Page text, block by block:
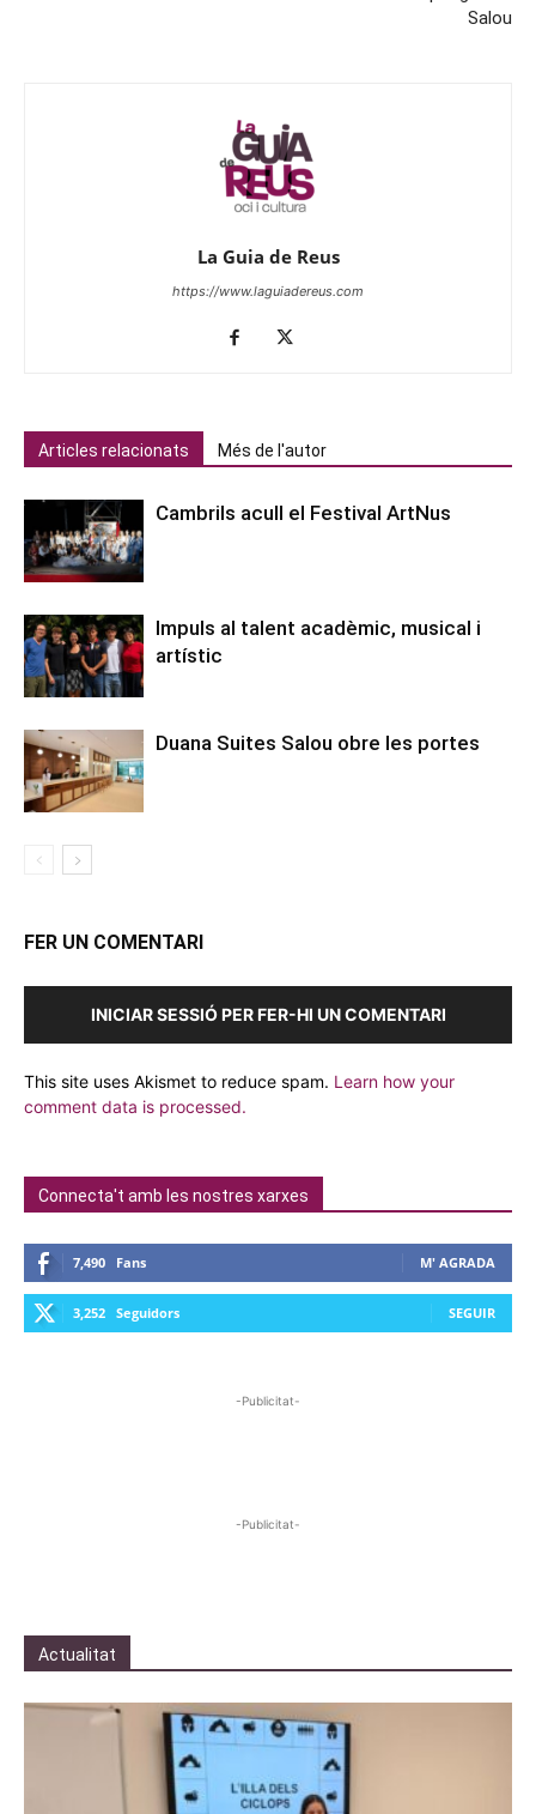
Salou
La Guia de Reus
https://www.laguiadereus.com
Articles relacionats Més de l'autor
Cambrils acull el Festival ArtNus
Impuls al talent acadèmic, musical i
artístic
Duana Suites Salou obre les portes
FER UN COMENTARI
INICIAR SESSIÓ PER FER-HI UN COMENTARI
This site uses Akismet to reduce spam. Learn how your
comment data is processed.
Connecta't amb les nostres xarxes
7,490 Fans M' AGRADA
3,252 Seguidors SEGUIR
-Publicitat-
-Publicitat-
Actualitat